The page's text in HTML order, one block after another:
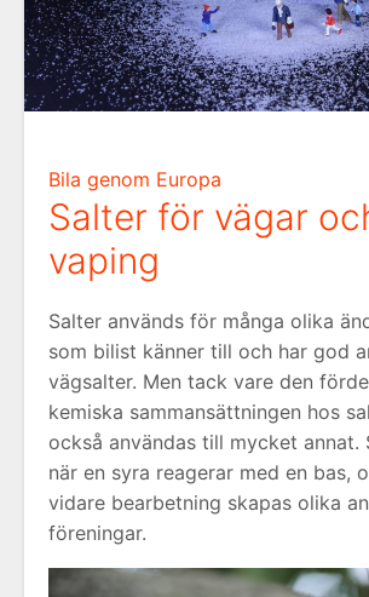
Bila genom Europa
Salter för vägar
vaping
Salter används för många olika
som bilist känner till och har god
vägsalter. Men tack vare den
kemiska sammansättningen hos
också användas till mycket annat.
när en syra reagerar med en bas,
vidare bearbetning skapas olika
föreningar.